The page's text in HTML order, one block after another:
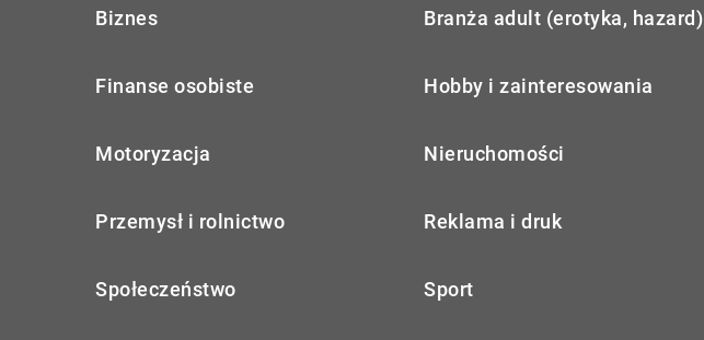
Biznes Branża adult (erotyka, hazard)
Finanse osobiste Hobby i zainteresowania
Motoryzacja Nieruchomości
Przemysł i rolnictwo Reklama i druk
Społeczeństwo Sport